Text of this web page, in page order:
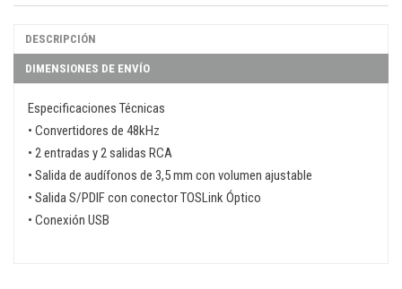
DESCRIPCIÓN
DIMENSIONES DE ENVÍO
Especificaciones Técnicas
• Convertidores de 48kHz
• 2 entradas y 2 salidas RCA
• Salida de audífonos de 3,5 mm con volumen ajustable
• Salida S/PDIF con conector TOSLink Óptico
• Conexión USB